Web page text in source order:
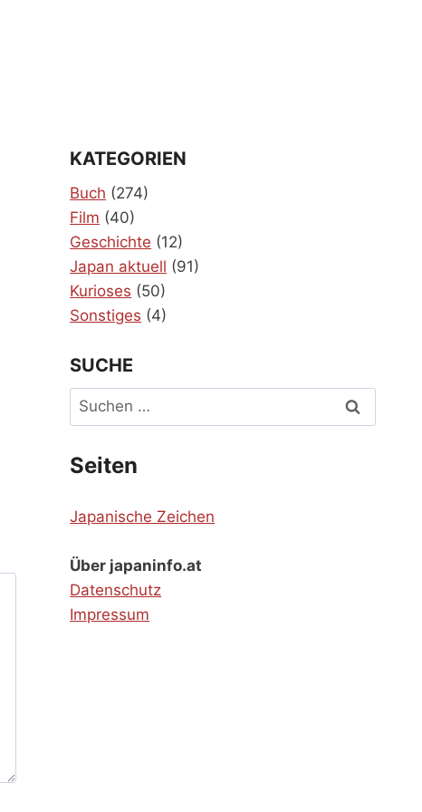
KATEGORIEN
Buch (274)
Film (40)
Geschichte (12)
Japan aktuell (91)
Kurioses (50)
Sonstiges (4)
SUCHE
Suchen
nach:
Seiten
Japanische Zeichen
Über japaninfo.at
Datenschutz
Impressum